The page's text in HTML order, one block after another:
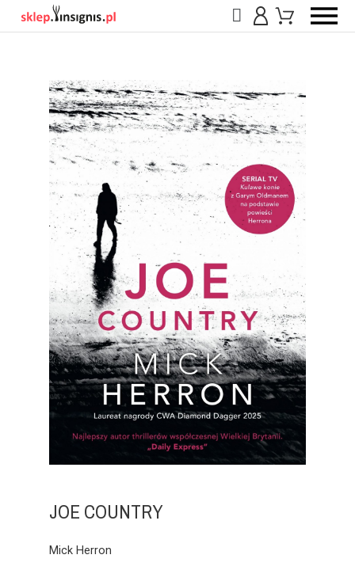
JOE COUNTRY
Mick Herron